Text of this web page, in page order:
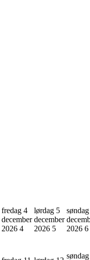
fredag 4
december
2026 4
lørdag 5
december
2026 5
2026 6
søndag